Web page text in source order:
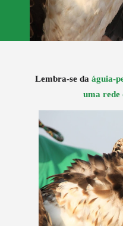
Lembra-se da águia-
uma rede